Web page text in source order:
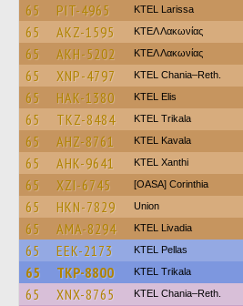
65 PIT-4965 KTEL Larissa
65 AKZ-1595 ΚΤΕΛ Λακωνίας
65 AKH-5202 ΚΤΕΛ Λακωνίας
65 XNP-4797 KTEL Chania–Reth.
65 HAK-1380 KTEL Elis
65 TKZ-8484 ΚΤΕL Τrikala
65 AHZ-8761 KTEL Kavala
65 AHK-9641 KTEL Xanthi
65 XZI-6745 [OASA] Corinthia
65 HKN-7829 Union
65 AMA-8294 KTEL Livadia
65 EEK-2173 KTEL Pellas
65 TKP-8800 ΚΤΕL Τrikala
65 XNX-8765 KTEL Chania–Reth.